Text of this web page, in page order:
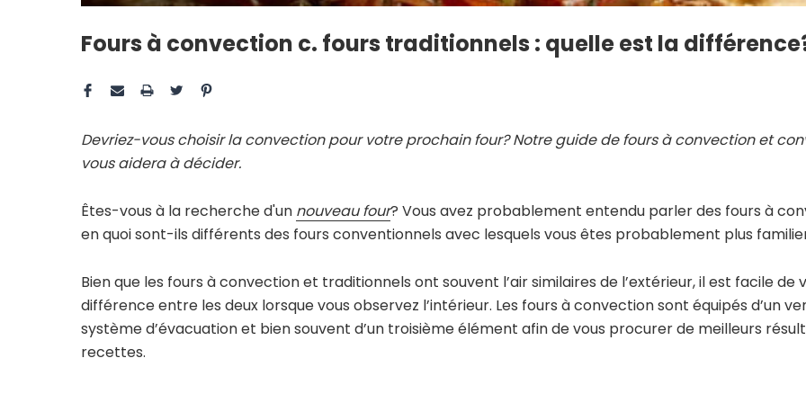
Fours à convection c. fours traditionnels : quelle est la
Devriez-vous choisir la convection pour votre prochain four? Notre guide de fours à convection et
vous aidera à décider.
Êtes-vous à la recherche d'un nouveau four? Vous avez probablement entendu parler des fours à
en quoi sont-ils différents des fours conventionnels avec lesquels vous êtes probablement plus
Bien que les fours à convection et traditionnels ont souvent l’air similaires de l’extérieur, il est facile de
différence entre les deux lorsque vous observez l’intérieur. Les fours à convection sont équipés d’un
système d’évacuation et bien souvent d’un troisième élément afin de vous procurer de meilleurs
recettes.